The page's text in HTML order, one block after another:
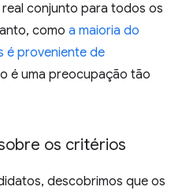
real conjunto para todos os
como a maioria do
é proveniente de
é uma preocupação tão
os critérios
descobrimos que os